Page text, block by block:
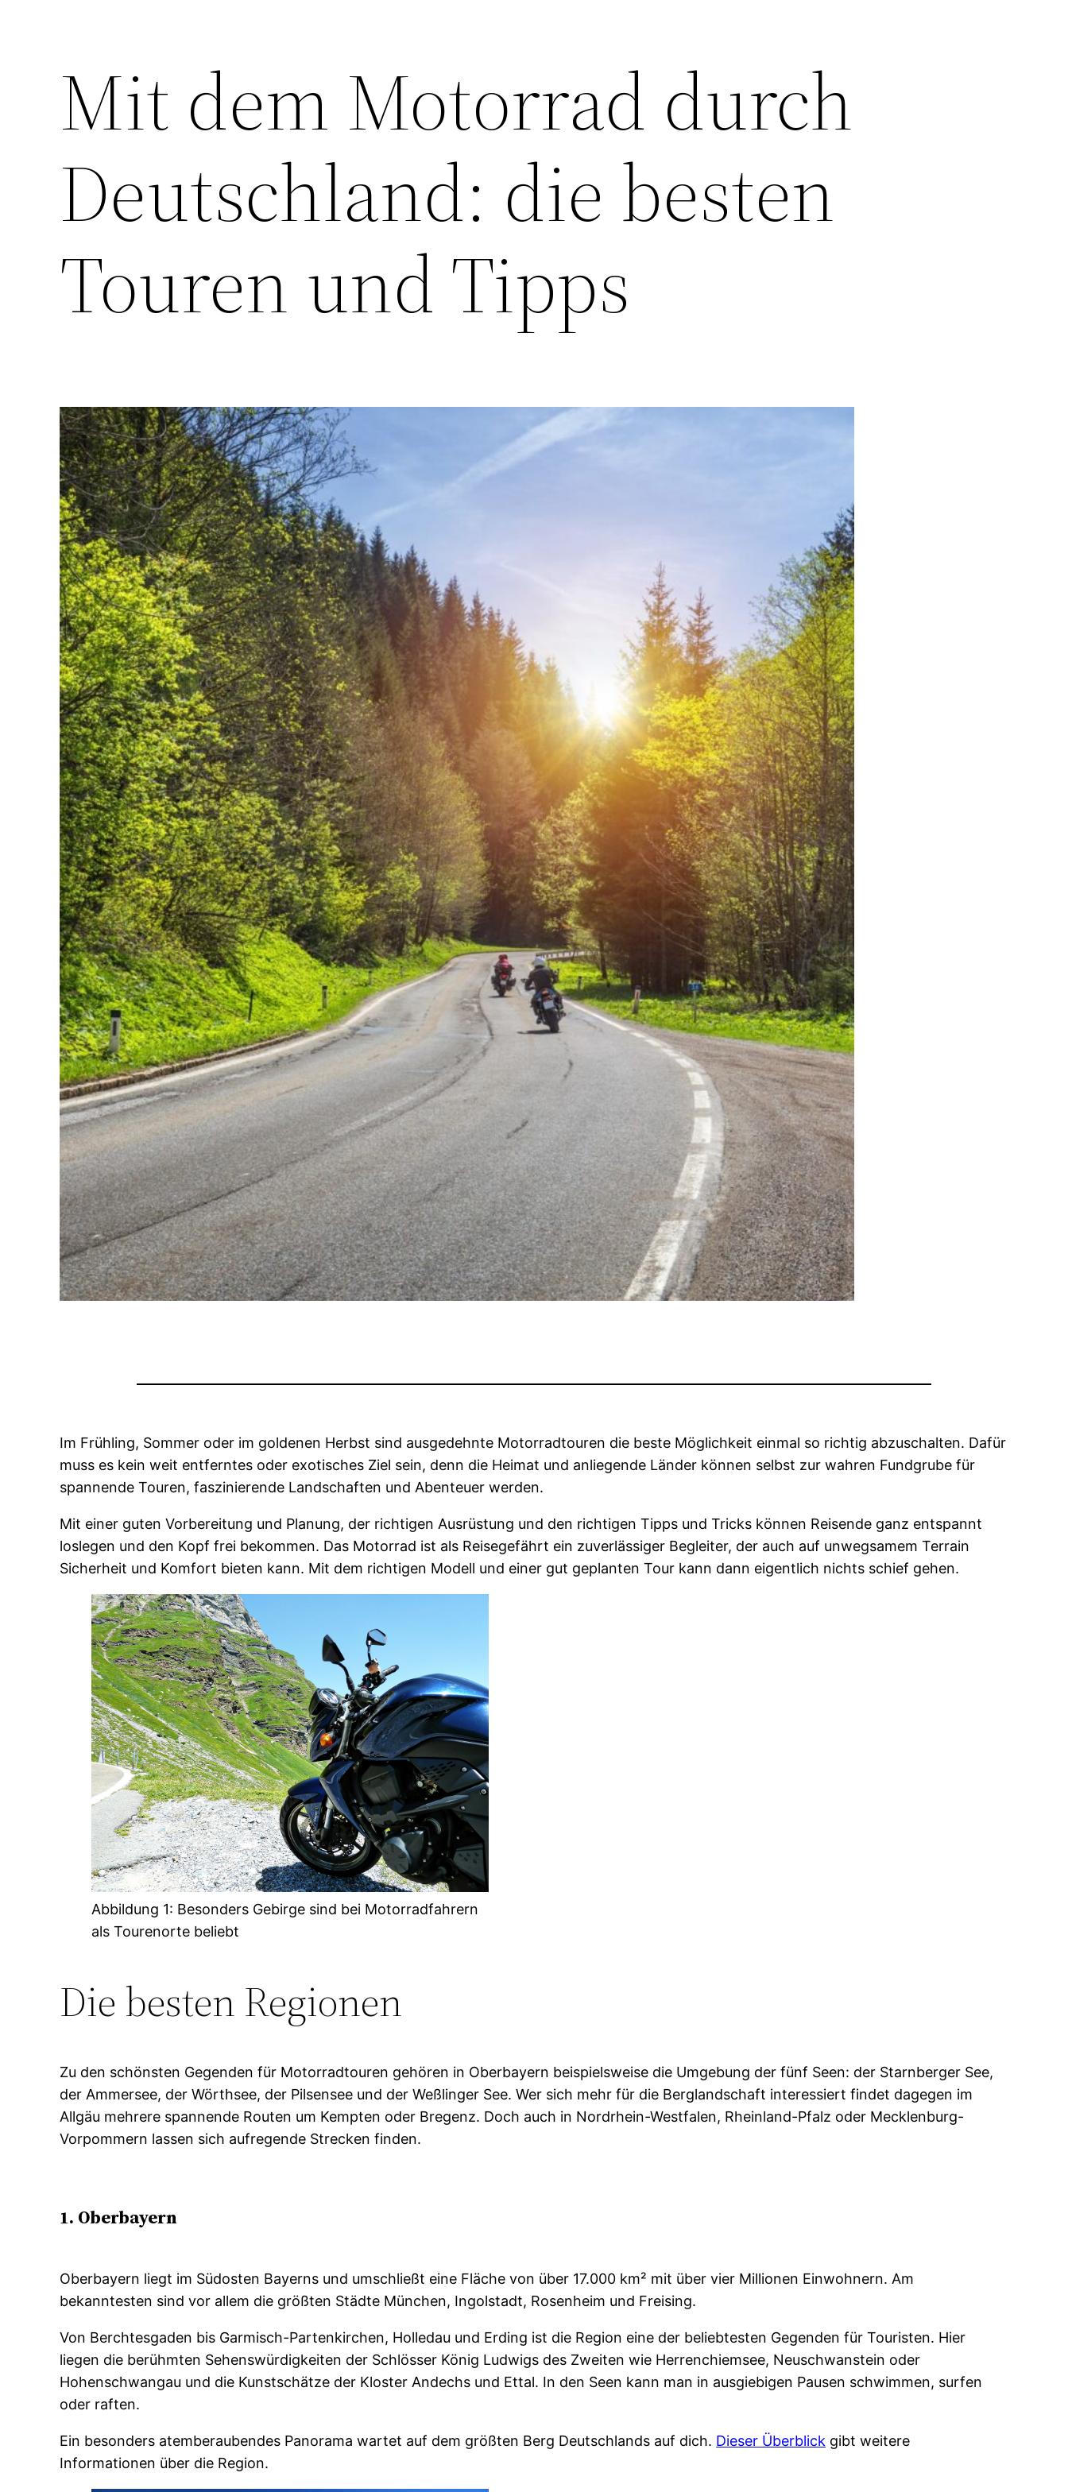
Mit dem Motorrad durch
Deutschland: die besten
Touren und Tipps
Im Frühling, Sommer oder im goldenen Herbst sind ausgedehnte Motorradtouren die beste Möglichkeit einmal so richtig abzuschalten. Dafür
muss es kein weit entferntes oder exotisches Ziel sein, denn die Heimat und anliegende Länder können selbst zur wahren Fundgrube für
spannende Touren, faszinierende Landschaften und Abenteuer werden.
Mit einer guten Vorbereitung und Planung, der richtigen Ausrüstung und den richtigen Tipps und Tricks können Reisende ganz entspannt
loslegen und den Kopf frei bekommen. Das Motorrad ist als Reisegefährt ein zuverlässiger Begleiter, der auch auf unwegsamem Terrain
Sicherheit und Komfort bieten kann. Mit dem richtigen Modell und einer gut geplanten Tour kann dann eigentlich nichts schief gehen.
Abbildung 1: Besonders Gebirge sind bei Motorradfahrern
als Tourenorte beliebt
Die besten Regionen
Zu den schönsten Gegenden für Motorradtouren gehören in Oberbayern beispielsweise die Umgebung der fünf Seen: der Starnberger See,
der Ammersee, der Wörthsee, der Pilsensee und der Weßlinger See. Wer sich mehr für die Berglandschaft interessiert findet dagegen im
Allgäu mehrere spannende Routen um Kempten oder Bregenz. Doch auch in Nordrhein-Westfalen, Rheinland-Pfalz oder Mecklenburg-
Vorpommern lassen sich aufregende Strecken finden.
1. Oberbayern
Oberbayern liegt im Südosten Bayerns und umschließt eine Fläche von über 17.000 km² mit über vier Millionen Einwohnern. Am
bekanntesten sind vor allem die größten Städte München, Ingolstadt, Rosenheim und Freising.
Von Berchtesgaden bis Garmisch-Partenkirchen, Holledau und Erding ist die Region eine der beliebtesten Gegenden für Touristen. Hier
liegen die berühmten Sehenswürdigkeiten der Schlösser König Ludwigs des Zweiten wie Herrenchiemsee, Neuschwanstein oder
Hohenschwangau und die Kunstschätze der Kloster Andechs und Ettal. In den Seen kann man in ausgiebigen Pausen schwimmen, surfen
oder raften.
Ein besonders atemberaubendes Panorama wartet auf dem größten Berg Deutschlands auf dich. Dieser Überblick gibt weitere
Informationen über die Region.